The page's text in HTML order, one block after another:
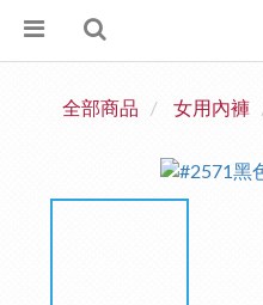
全部商品 女用內褲